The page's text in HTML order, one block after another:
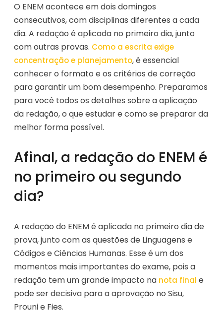
O ENEM acontece em dois domingos
consecutivos, com disciplinas diferentes a cada
dia. A redação é aplicada no primeiro dia, junto
com outras provas. Como a escrita exige
concentração e planejamento, é essencial
conhecer o formato e os critérios de correção
para garantir um bom desempenho. Preparamos
para você todos os detalhes sobre a aplicação
da redação, o que estudar e como se preparar da
melhor forma possível.
Afinal, a redação do ENEM é
no primeiro ou segundo
dia?
A redação do ENEM é aplicada no primeiro dia de
prova, junto com as questões de Linguagens e
Códigos e Ciências Humanas. Esse é um dos
momentos mais importantes do exame, pois a
redação tem um grande impacto na nota final e
pode ser decisiva para a aprovação no Sisu,
Prouni e Fies.